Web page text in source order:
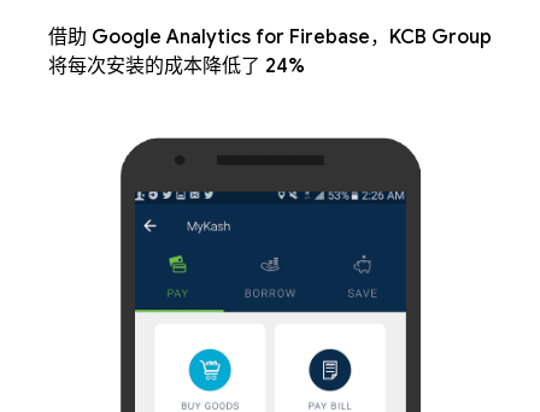
借助 Google Analytics for Firebase，KCB Group
将每次安装的成本降低了 24%